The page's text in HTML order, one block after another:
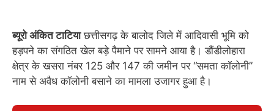
ब्यूरो अंकित टाटियाछत्तीसगढ़ के बालोद जिले में आदिवासी भूमि को
हड़पने का संगठित खेल बड़े पैमाने पर सामने आया है। डौंडीलोहारा
क्षेत्र के खसरा नंबर 125 और 147 की जमीन पर “समता कॉलोनी”
नाम से अवैध कॉलोनी बसाने का मामला उजागर हुआ है।